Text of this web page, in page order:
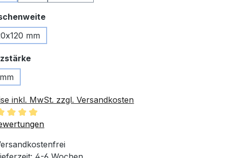
auswählen
mm
auswählen
inkl. MwSt. zzgl. Versandkosten
Bewertung von 5 von 5 Sternen